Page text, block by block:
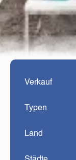
Verkauf
Typen
Land